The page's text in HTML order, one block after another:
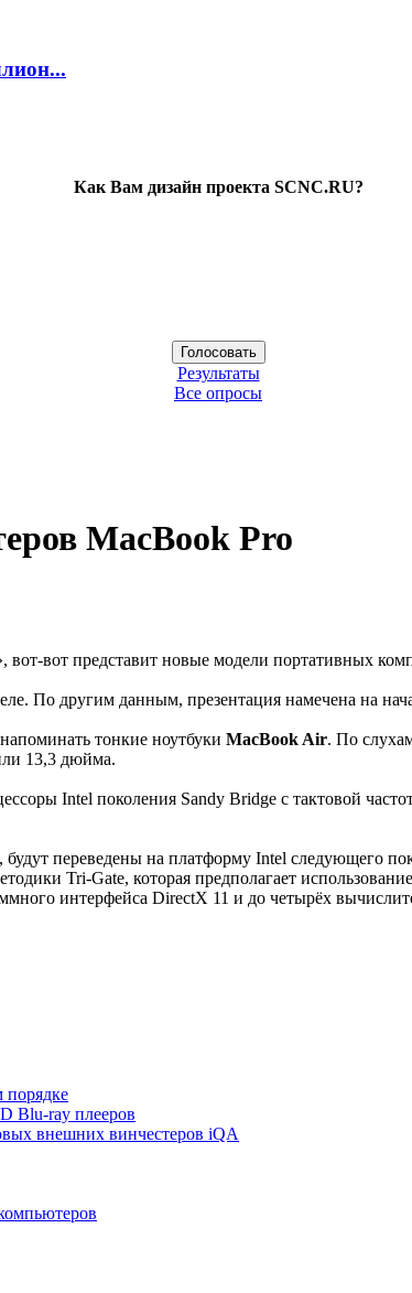
Как Вам дизайн проекта SCNC.RU?
Результаты
Все опросы
MacBook Pro
вот представит новые модели портативных
По другим данным, презентация намечена на
тонкие ноутбуки MacBook Air. По
13,3 дюйма.
Intel поколения Sandy Bridge с тактовой
будут переведены на платформу Intel следующего
Tri-Gate, которая предполагает
интерфейса DirectX 11 и до четырёх
порядке
Blu-ray плееров
внешних винчестеров iQA